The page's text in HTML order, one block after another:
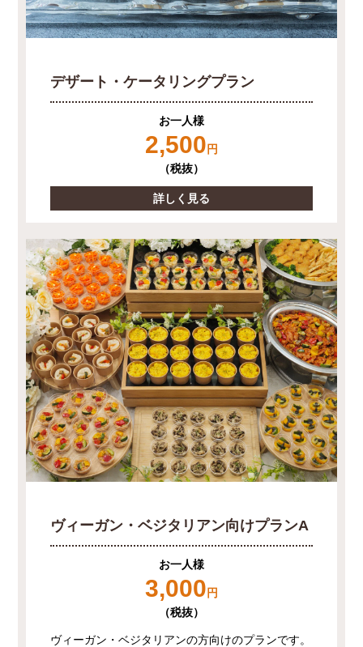
デザート・ケータリングプラン
お一人様
2,500 円
（税抜）
詳しく見る
ヴィーガン・ベジタリアン向けプランA
お一人様
3,000円
（税抜）
ヴィーガン・ベジタリアンの方向けのプランです。